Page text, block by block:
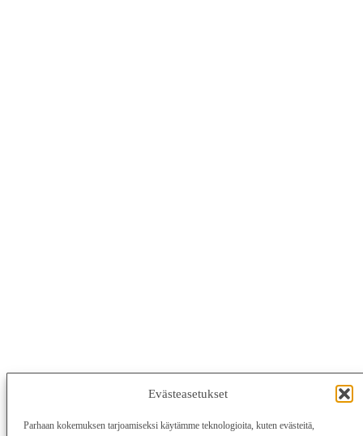
Evästeasetukset
Parhaan kokemuksen tarjoamiseksi käytämme teknologioita, kuten evästeitä,